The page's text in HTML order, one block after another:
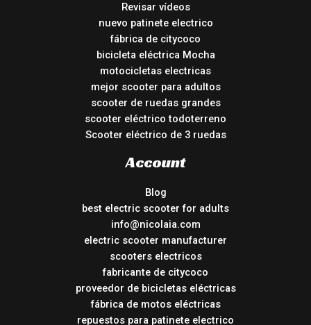
Revisar vídeos
nuevo patinete electrico
fábrica de citycoco
bicicleta eléctrica Mocha
motocicletas electricas
mejor scooter para adultos
scooter de ruedas grandes
scooter eléctrico todoterreno
Scooter eléctrico de 3 ruedas
Account
Blog
best electric scooter for adults
info@nicolaia.com
electric scooter manufacturer
scooters electricos
fabricante de citycoco
proveedor de bicicletas eléctricas
fábrica de motos eléctricas
repuestos para patinete electrico